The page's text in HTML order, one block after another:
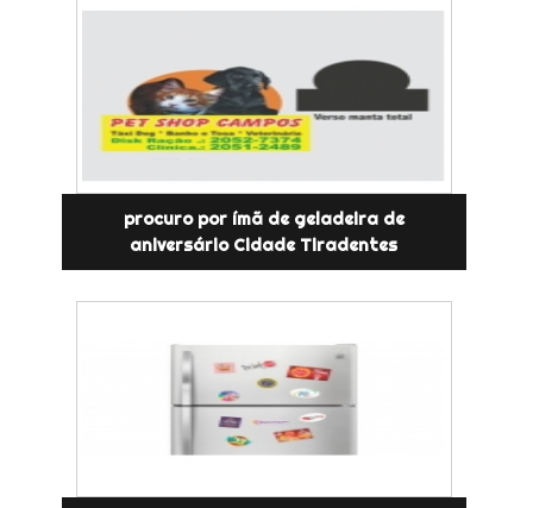
procuro por ímã de geladeira de
aniversário Cidade Tiradentes